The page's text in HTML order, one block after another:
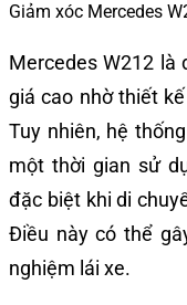
Giảm xóc Mercedes
Mercedes W212 là
giá cao nhờ thiết
Tuy nhiên, hệ
một thời gian sử
đặc biệt khi di
Điều này có thể
nghiệm lái xe.